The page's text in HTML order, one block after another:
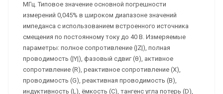
МГц. Типовое значение основной погрешности
измерений 0,045% в широком диапазоне значений
импеданса с использованием встроенного источника
смещения по постоянному току до 40 В. Измеряемые
параметры: полное сопротивление (|Z|), полная
проводимость (|Y|), фазовый сдвиг (θ), активное
сопротивление (R), реактивное сопротивление (X),
проводимость (G), реактивная проводимость (B),
индуктивность (L), ёмкость (C), тангенс угла потерь (D),